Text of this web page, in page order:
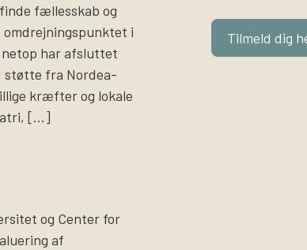
fællesskab og
i
netop har afsluttet
støtte fra Nordea-
kræfter og lokale
[…]
og Center for
af
Tilmeld dig